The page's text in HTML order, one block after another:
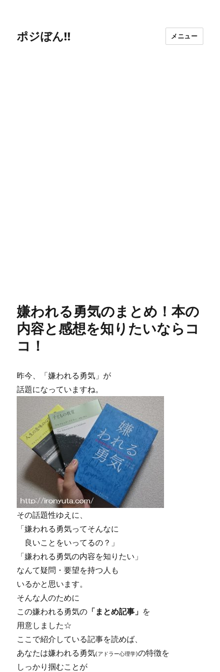
ポジぼん!! メニュー
嫌われる勇気のまとめ！本の
内容と感想を知りたいならコ
コ！
昨今、 「嫌われる勇気」 が
話題になっていますね。
その話題性ゆえに、
「嫌われる勇気ってそんなに
良いことをいってるの？」
「嫌われる勇気の内容を知りたい」
なんて疑問・要望を持つ人も
いるかと思います。
そんな人のために
この嫌われる勇気の 「まとめ記事」 を
用意しました☆
ここで紹介している記事を読めば、
あなたは嫌われる勇気(アドラー心理学)の特徴を
しっかり掴むことが